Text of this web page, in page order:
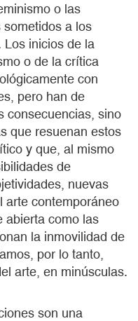
o las
a los
Los inicios de la
o de la crítica
con
pero han de
consecuencias, sino
que resuenan estos
y que, al mismo
de
nuevas
arte contemporáneo
abierta como las
la inmovilidad de
por lo tanto,
arte, en minúsculas.
son una